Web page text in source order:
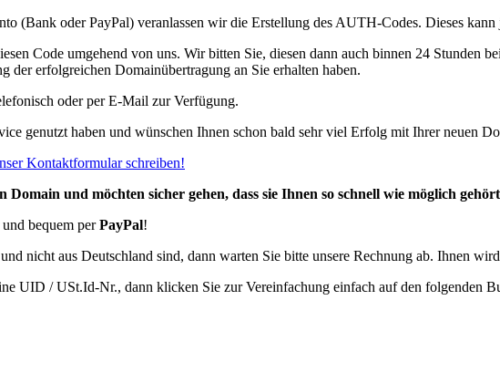
(Bank oder PayPal) veranlassen wir die Erstellung des AUTH-Codes. Dieses kann
Code umgehend von uns. Wir bitten Sie, diesen dann auch binnen 24 Stunden
der erfolgreichen Domainübertragung an Sie erhalten haben.
oder per E-Mail zur Verfügung.
genutzt haben und wünschen Ihnen schon bald sehr viel Erfolg mit Ihrer neuen
Kontaktformular schreiben!
Domain und möchten sicher gehen, dass sie Ihnen so schnell wie möglich
bequem perPayPal!
nicht aus Deutschland sind, dann warten Sie bitte unsere Rechnung ab. Ihnen
UID / USt.Id-Nr., dann klicken Sie zur Vereinfachung einfach auf den folgenden